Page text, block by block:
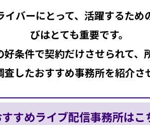
バーにとって、活躍するた
びはとても重要です。
条件で契約だけさせられて
したおすすめ事務所を紹介さ
すめライブ配信事務所はこ